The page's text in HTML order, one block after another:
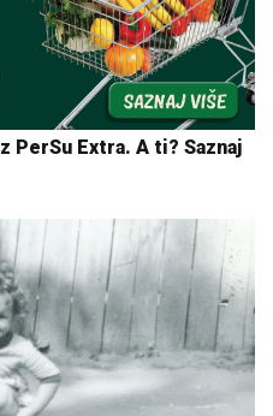
PerSu Extra. A ti? Saznaj